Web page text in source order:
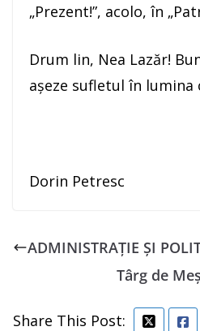
„Prezent!”, acolo, în
Drum lin, Nea Lazăr!
așeze sufletul în lumina
Dorin Petresc
ADMINISTRAȚIE ȘI
Târg de
Share This Post: